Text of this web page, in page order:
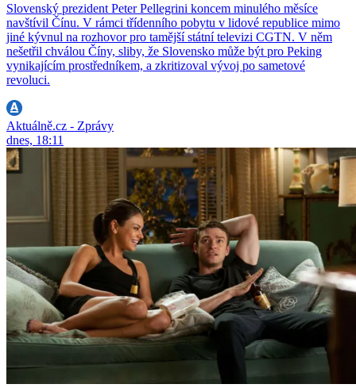
Slovenský prezident Peter Pellegrini koncem minulého měsíce
navštívil Čínu. V rámci třídenního pobytu v lidové republice mimo
jiné kývnul na rozhovor pro tamější státní televizi CGTN. V něm
nešetřil chválou Číny, sliby, že Slovensko může být pro Peking
vynikajícím prostředníkem, a zkritizoval vývoj po sametové
revoluci.
Aktuálně.cz - Zprávy
dnes, 18:11